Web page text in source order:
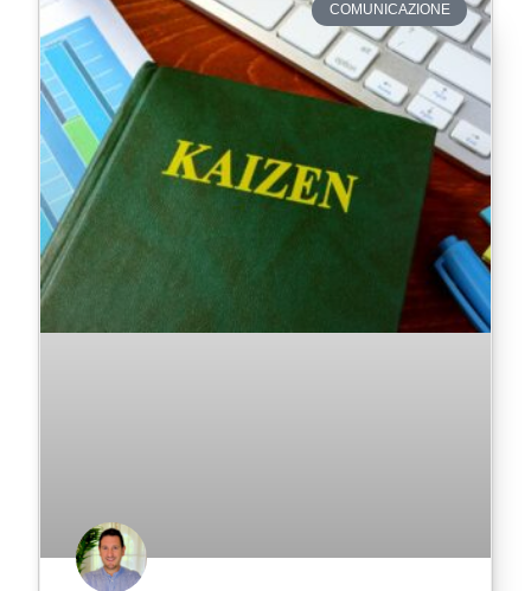
COMUNICAZIONE